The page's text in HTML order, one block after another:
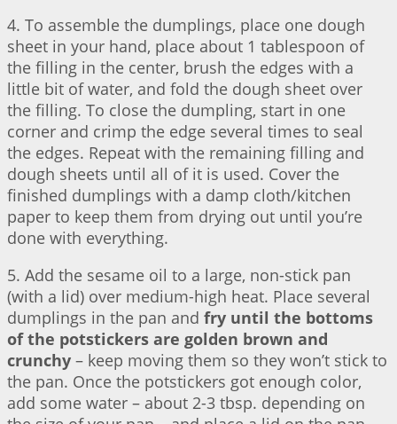
4. To assemble the dumplings, place one dough
sheet in your hand, place about 1 tablespoon of
the filling in the center, brush the edges with a
little bit of water, and fold the dough sheet over
the filling. To close the dumpling, start in one
corner and crimp the edge several times to seal
the edges. Repeat with the remaining filling and
dough sheets until all of it is used. Cover the
finished dumplings with a damp cloth/kitchen
paper to keep them from drying out until you’re
done with everything.
5. Add the sesame oil to a large, non-stick pan
(with a lid) over medium-high heat. Place several
dumplings in the pan and fry until the bottoms
of the potstickers are golden brown and
crunchy – keep moving them so they won’t stick to
the pan. Once the potstickers got enough color,
add some water – about 2-3 tbsp. depending on